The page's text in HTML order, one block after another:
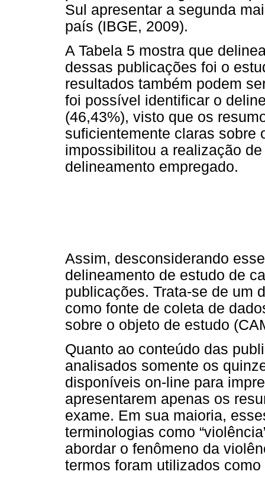
Sul apresentar a segunda
país (IBGE, 2009).
A Tabela 5 mostra que
dessas publicações foi o
resultados também podem
foi possível identificar o
(46,43%), visto que os
suficientemente claras sobre
impossibilitou a realização
delineamento empregado.
Assim, desconsiderando
delineamento de estudo de
publicações. Trata-se de um
como fonte de coleta de
sobre o objeto de estudo
Quanto ao conteúdo das
analisados somente os
disponíveis on-line para
apresentarem apenas os
exame. Em sua maioria,
terminologias como
abordar o fenômeno da
termos foram utilizados